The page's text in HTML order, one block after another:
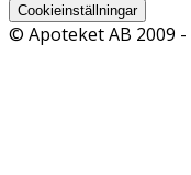
Cookieinställningar
© Apoteket AB 2009 -